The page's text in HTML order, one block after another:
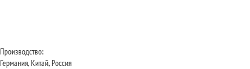
Производство:
Германия, Китай, Россия